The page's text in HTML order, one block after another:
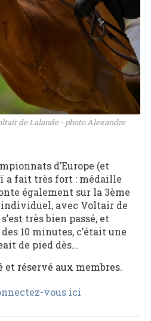
de Lalande - photo Alexandre
d’Europe (et
a fait très fort : médaille
également sur la 3ème
avec Voltair de
très bien passé, et
10 minutes, c’était une
de pied dès...
et réservé aux membres.
vous ici